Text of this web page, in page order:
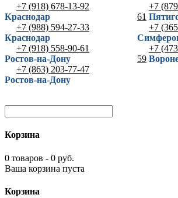
+7 (918) 678-13-92
Краснодар
+7 (988) 594-27-33
Краснодар
+7 (918) 558-90-61
Ростов-на-Дону
+7 (863) 203-77-47
Ростов-на-Дону
+7
61
+7
+7
59
Корзина
0 товаров - 0 руб.
Ваша корзина пуста
Корзина